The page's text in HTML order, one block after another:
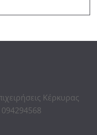
Κέρκυρας